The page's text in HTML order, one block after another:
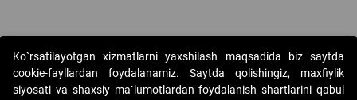
Ko`rsatilayotgan xizmatlarni yaxshilash maqsadida biz saytda
cookie-fayllardan foydalanamiz. Saytda qolishingiz, maxfiylik
siyosati va shaxsiy ma`lumotlardan foydalanish shartlarini qabul